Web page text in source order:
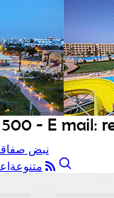
نبض
متنوعة